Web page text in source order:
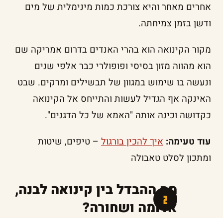
אחרים מאחר והיא צורכת כמות מינימלית של מים
ודשן בזמן צמיחתה.
מקור הקינואה הוא בהרי האנדים בדרום אמריקה שם
הוא מהווה מזון בסיסי ופופולרי כבר אלפי שנים
ונעשה בו שימוש במגוון של תבשילים ומרקים. שבט
האינקה אף הגדיל לעשות והתייחס אל הקינואה
כקדושה וכינה אותה "האמא של כל הדגנים".
עוד טעימה: איך להכין בורגול – טיפים, שיטות
ומתכון לסלט טאבולה
מה ההבדל בין קינואה לבנה,
אדומה ושחורה?